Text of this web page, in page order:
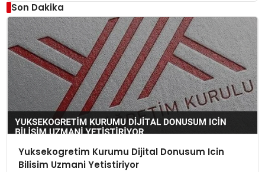
Son Dakika
Yuksekogretim Kurumu Dijital Donusum Icin
Bilisim Uzmani Yetistiriyor